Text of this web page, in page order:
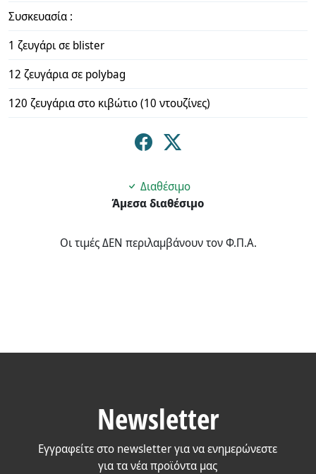
Συσκευασία :
1 ζευγάρι σε blister
12 ζευγάρια σε polybag
120 ζευγάρια στο κιβώτιο (10 ντουζίνες)
Διαθέσιμο
Άμεσα διαθέσιμο
Οι τιμές ΔΕΝ περιλαμβάνουν τον Φ.Π.Α.
Newsletter
Εγγραφείτε στο newsletter για να ενημερώνεστε
για τα νέα προϊόντα μας